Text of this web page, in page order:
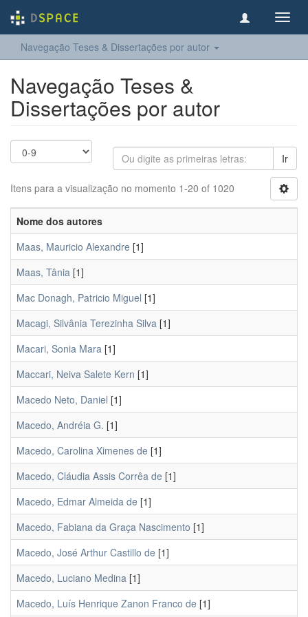
Navegação Teses & Dissertações por autor
Navegação Teses &
Dissertações por autor
Ir
Itens para a visualização no momento 1-20 of 1020
Nome dos autores
Maas, Mauricio Alexandre [1]
Maas, Tânia [1]
Mac Donagh, Patricio Miguel [1]
Macagi, Silvânia Terezinha Silva [1]
Macari, Sonia Mara [1]
Maccari, Neiva Salete Kern [1]
Macedo Neto, Daniel [1]
Macedo, Andréia G. [1]
Macedo, Carolina Ximenes de [1]
Macedo, Cláudia Assis Corrêa de [1]
Macedo, Edmar Almeida de [1]
Macedo, Fabiana da Graça Nascimento [1]
Macedo, José Arthur Castillo de [1]
Macedo, Luciano Medina [1]
Macedo, Luís Henrique Zanon Franco de [1]